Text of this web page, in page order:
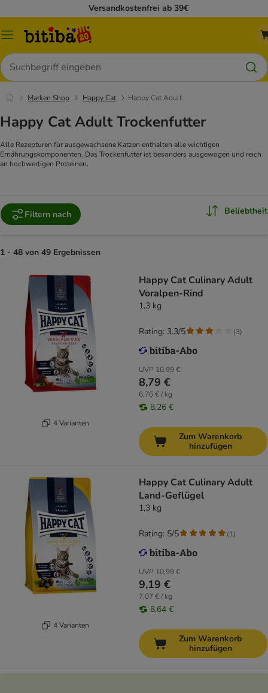
Versandkostenfrei ab 39€
Menü
Suchen
Marken Shop Happy Cat Happy Cat Adult
Happy Cat Adult Trockenfutter
Alle Rezepturen für ausgewachsene Katzen enthalten alle wichtigen
Ernährungskomponenten. Das Trockenfutter ist besonders ausgewogen und reich
an hochwertigen Proteinen.
Filtern nach Beliebtheit
1 - 48 von 49 Ergebnissen
4 Varianten
Happy Cat Culinary Adult
Voralpen-Rind
1,3 kg
UVP 10,99 €
8,79 €
6,76 € / kg
8,26 €
Rating: 3.3/5 (3)
Zum Warenkorb
hinzufügen
4 Varianten
Happy Cat Culinary Adult
Land-Geflügel
1,3 kg
UVP 10,99 €
9,19 €
7,07 € / kg
8,64 €
Rating: 5/5 (1)
Zum Warenkorb
hinzufügen